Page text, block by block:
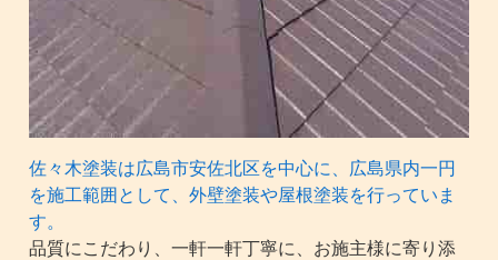
佐々木塗装は広島市安佐北区を中心に、広島県内一円
を施工範囲として、外壁塗装や屋根塗装を行っていま
す。
品質にこだわり、一軒一軒丁寧に、お施主様に寄り添